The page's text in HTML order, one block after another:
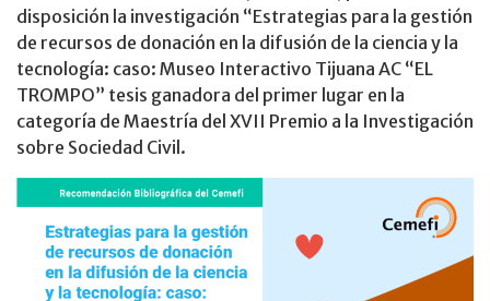
disposición la investigación “Estrategias para la gestión
de recursos de donación en la difusión de la ciencia y la
tecnología: caso: Museo Interactivo Tijuana AC “EL
TROMPO” tesis ganadora del primer lugar en la
categoría de Maestría del XVII Premio a la Investigación
sobre Sociedad Civil.